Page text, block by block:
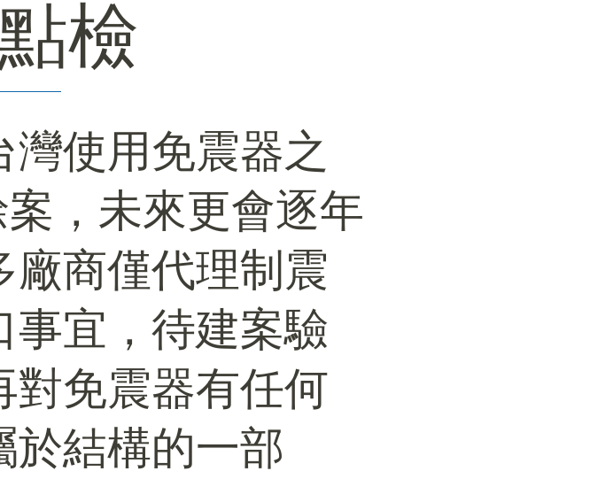
檢
使用免震器之
，未來更會逐年
商僅代理制震
事宜，待建案驗
對免震器有任何
於結構的一部